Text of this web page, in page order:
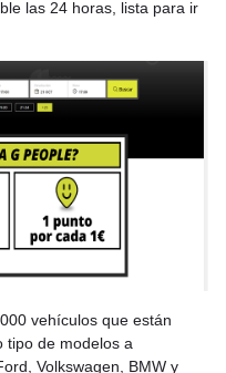
las 24 horas, lista para ir
vehículos que están
tipo de modelos a
Volkswagen, BMW y